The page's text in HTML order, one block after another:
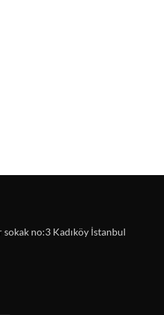
no:3 Kadıköy İstanbul